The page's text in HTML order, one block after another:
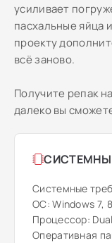
усиливает
пасхальные яйца
проекту
всё заново.
Получите репак
далеко вы
Системные
ОС: Windows 7,
Процессор:
Оперативная